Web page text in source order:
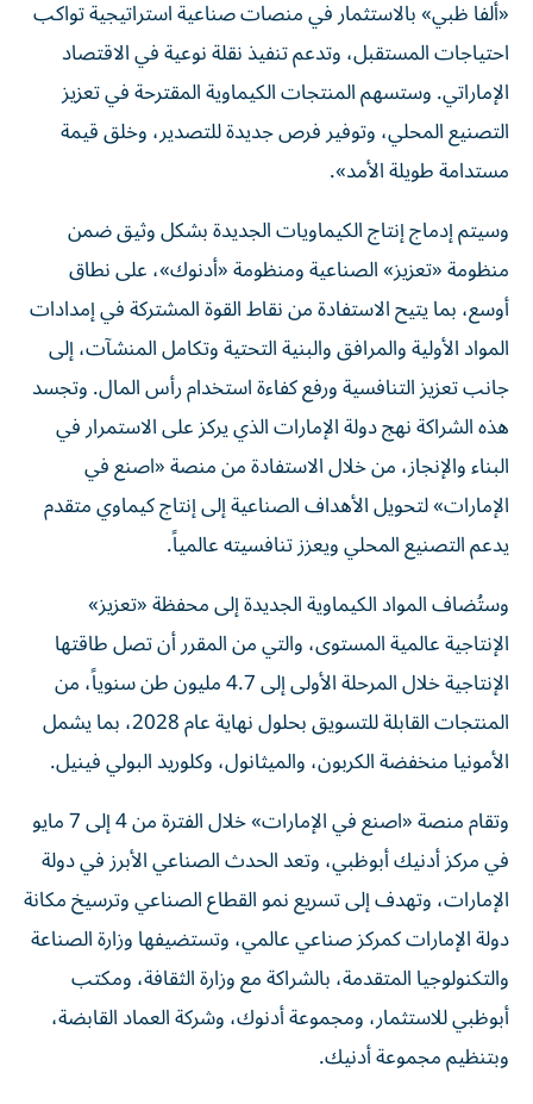
«ألفا ظبي» بالاستثمار في منصات صناعية استراتيجية تواكب
احتياجات المستقبل، وتدعم تنفيذ نقلة نوعية في الاقتصاد
الإماراتي. وستسهم المنتجات الكيماوية المقترحة في تعزيز
التصنيع المحلي، وتوفير فرص جديدة للتصدير، وخلق قيمة
مستدامة طويلة الأمد».
وسيتم إدماج إنتاج الكيماويات الجديدة بشكل وثيق ضمن
منظومة «تعزيز» الصناعية ومنظومة «أدنوك»، على نطاق
أوسع، بما يتيح الاستفادة من نقاط القوة المشتركة في إمدادات
المواد الأولية والمرافق والبنية التحتية وتكامل المنشآت، إلى
جانب تعزيز التنافسية ورفع كفاءة استخدام رأس المال. وتجسد
هذه الشراكة نهج دولة الإمارات الذي يركز على الاستمرار في
البناء والإنجاز، من خلال الاستفادة من منصة «اصنع في
الإمارات» لتحويل الأهداف الصناعية إلى إنتاج كيماوي متقدم
يدعم التصنيع المحلي ويعزز تنافسيته عالمياً.
وستُضاف المواد الكيماوية الجديدة إلى محفظة «تعزيز»
الإنتاجية عالمية المستوى، والتي من المقرر أن تصل طاقتها
الإنتاجية خلال المرحلة الأولى إلى 4.7 مليون طن سنوياً، من
المنتجات القابلة للتسويق بحلول نهاية عام 2028، بما يشمل
الأمونيا منخفضة الكربون، والميثانول، وكلوريد البولي فينيل.
وتقام منصة «اصنع في الإمارات» خلال الفترة من 4 إلى 7 مايو
في مركز أدنيك أبوظبي، وتعد الحدث الصناعي الأبرز في دولة
الإمارات، وتهدف إلى تسريع نمو القطاع الصناعي وترسيخ مكانة
دولة الإمارات كمركز صناعي عالمي، وتستضيفها وزارة الصناعة
والتكنولوجيا المتقدمة، بالشراكة مع وزارة الثقافة، ومكتب
أبوظبي للاستثمار، ومجموعة أدنوك، وشركة العماد القابضة،
وبتنظيم مجموعة أدنيك.